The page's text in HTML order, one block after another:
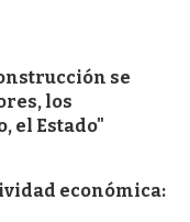
se
los
el Estado"
económica: